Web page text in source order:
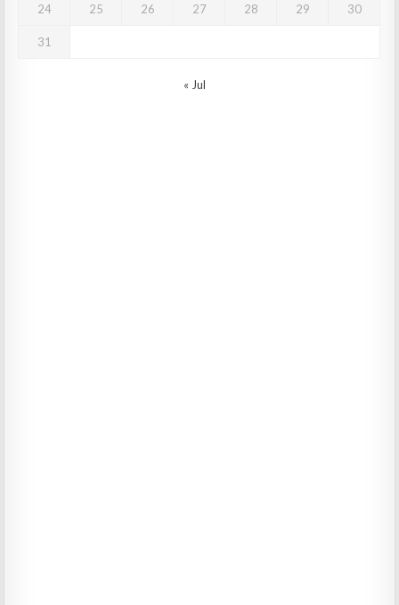
24 25 26 27 28 29 30
31
« Jul